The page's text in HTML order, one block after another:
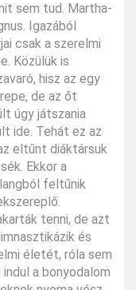
sem tud. Martha-
Igazából
csak a szerelmi
Közülük is
hisz az egy
de az őt
úgy játszania
ide. Tehát ez az
eltűnt diáktársuk
Ekkor a
feltűnik
tenni, de azt
és
életét, róla sem
a bonyodalom